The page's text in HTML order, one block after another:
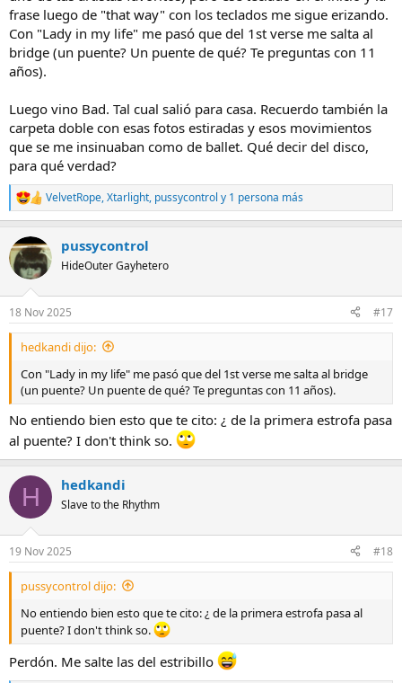
frase luego de "that way" con los teclados me sigue erizando.
Con "Lady in my life" me pasó que del 1st verse me salta al
bridge (un puente? Un puente de qué? Te preguntas con 11
años).
Luego vino Bad. Tal cual salió para casa. Recuerdo también la
carpeta doble con esas fotos estiradas y esos movimientos
que se me insinuaban como de ballet. Qué decir del disco,
para qué verdad?
R
e
c
c
i
e
s
VelvetRope,Xtarlight, pussycontrol y 1 persona más
pussycontrol
HideOuter Gayhetero
18 Nov 2025 #17
hedkandi dijo:
Con "Lady in my life" me pasó que del 1st verse me salta al bridge
(un puente? Un puente de qué? Te preguntas con 11 años).
No entiendo bien esto que te cito: ¿ de la primera estrofa pasa
al puente? I don't think so.
H hedkandi
Slave to the Rhythm
19 Nov 2025 #18
pussycontrol dijo:
No entiendo bien esto que te cito: ¿ de la primera estrofa pasa al
puente? I don't think so.
Perdón. Me salte las del estribillo